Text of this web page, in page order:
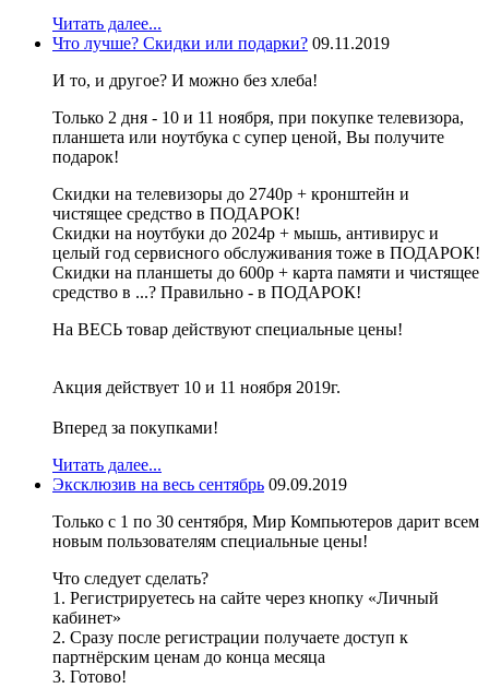
Читать далее...
Что лучше? Скидки или подарки? 09.11.2019
И то, и другое? И можно без хлеба!
Только 2 дня - 10 и 11 ноября, при покупке телевизора,
планшета или ноутбука с супер ценой, Вы получите
подарок!
Скидки на телевизоры до 2740р + кронштейн и
чистящее средство в ПОДАРОК!
Скидки на ноутбуки до 2024р + мышь, антивирус и
целый год сервисного обслуживания тоже в ПОДАРОК!
Скидки на планшеты до 600р + карта памяти и чистящее
средство в ...? Правильно - в ПОДАРОК!
На ВЕСЬ товар действуют специальные цены!
Акция действует 10 и 11 ноября 2019г.
Вперед за покупками!
Читать далее...
Эксклюзив на весь сентябрь 09.09.2019
Только с 1 по 30 сентября, Мир Компьютеров дарит всем
новым пользователям специальные цены!
Что следует сделать?
1. Регистрируетесь на сайте через кнопку «Личный
кабинет»
2. Сразу после регистрации получаете доступ к
партнёрским ценам до конца месяца
3. Готово!